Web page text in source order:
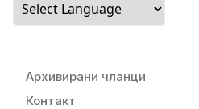
Архивирани чланци
Контакт